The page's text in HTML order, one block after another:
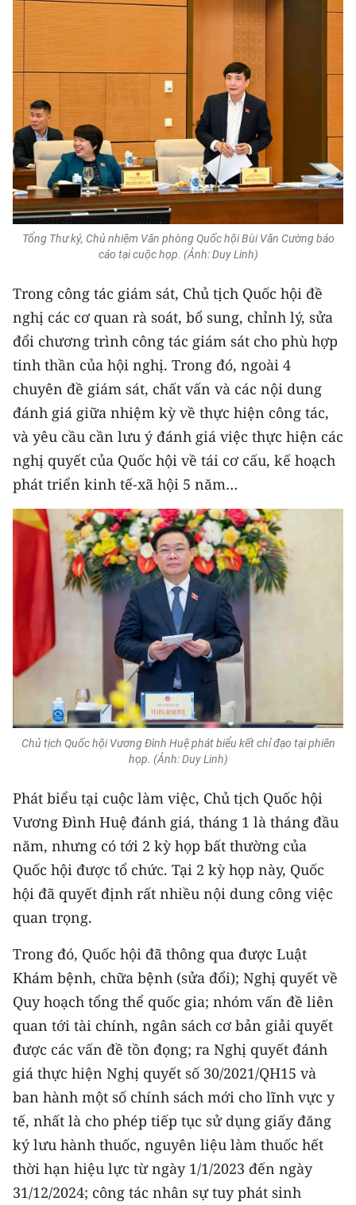
ENGLISH
中文
FRANÇAIS
РУССКИЙ
ESPAÑOL
한국어
Tổng Thư ký, Chủ nhiệm Văn phòng Quốc hội Bùi Văn Cường báo
cáo tại cuộc họp. (Ảnh: Duy Linh)
Trong công tác giám sát, Chủ tịch Quốc hội đề
nghị các cơ quan rà soát, bổ sung, chỉnh lý, sửa
đổi chương trình công tác giám sát cho phù hợp
tinh thần của hội nghị. Trong đó, ngoài 4
chuyên đề giám sát, chất vấn và các nội dung
đánh giá giữa nhiệm kỳ về thực hiện công tác,
và yêu cầu cần lưu ý đánh giá việc thực hiện các
nghị quyết của Quốc hội về tái cơ cấu, kế hoạch
phát triển kinh tế-xã hội 5 năm…
Chủ tịch Quốc hội Vương Đình Huệ phát biểu kết chỉ đạo tại phiên
họp. (Ảnh: Duy Linh)
Phát biểu tại cuộc làm việc, Chủ tịch Quốc hội
Vương Đình Huệ đánh giá, tháng 1 là tháng đầu
năm, nhưng có tới 2 kỳ họp bất thường của
Quốc hội được tổ chức. Tại 2 kỳ họp này, Quốc
hội đã quyết định rất nhiều nội dung công việc
quan trọng.
Trong đó, Quốc hội đã thông qua được Luật
Khám bệnh, chữa bệnh (sửa đổi); Nghị quyết về
Quy hoạch tổng thể quốc gia; nhóm vấn đề liên
quan tới tài chính, ngân sách cơ bản giải quyết
được các vấn đề tồn đọng; ra Nghị quyết đánh
giá thực hiện Nghị quyết số 30/2021/QH15 và
ban hành một số chính sách mới cho lĩnh vực y
tế, nhất là cho phép tiếp tục sử dụng giấy đăng
ký lưu hành thuốc, nguyên liệu làm thuốc hết
thời hạn hiệu lực từ ngày 1/1/2023 đến ngày
31/12/2024; công tác nhân sự tuy phát sinh